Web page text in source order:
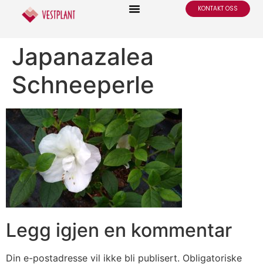
KONTAKT OSS
Japanazalea
Schneeperle
Legg igjen en kommentar
Din e-postadresse vil ikke bli publisert. Obligatoriske